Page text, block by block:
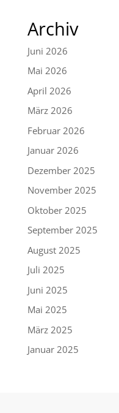
Archiv
Juni 2026
Mai 2026
April 2026
März 2026
Februar 2026
Januar 2026
Dezember 2025
November 2025
Oktober 2025
September 2025
August 2025
Juli 2025
Juni 2025
Mai 2025
März 2025
Januar 2025